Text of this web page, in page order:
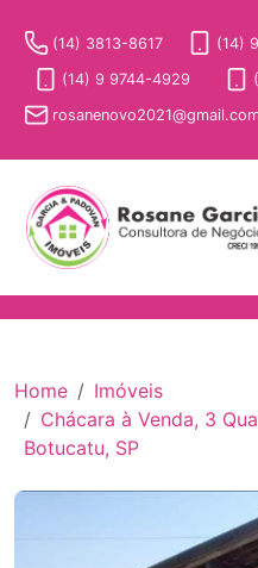
(14) 3813-8617 (14)
(14) 9 9744-4929
Home
Imóveis
Chácara à Venda, 3
Botucatu, SP